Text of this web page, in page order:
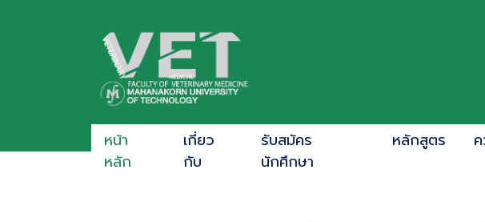
หน้า
หลัก
เกี่ยว
กับ
รับสมัคร
นักศึกษา
หลักสูตร